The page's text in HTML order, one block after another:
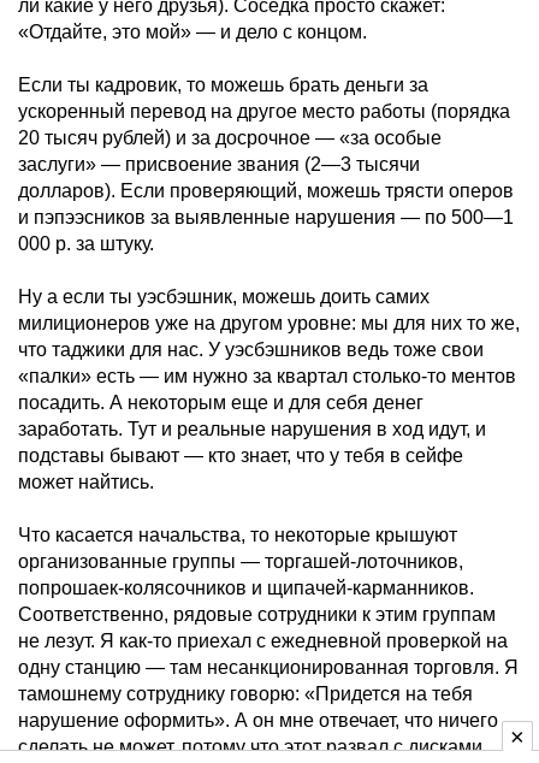
ли какие у него друзья). Соседка просто скажет:
«Отдайте, это мой» — и дело с концом.
Если ты кадровик, то можешь брать деньги за
ускоренный перевод на другое место работы (порядка
20 тысяч рублей) и за досрочное — «за особые
заслуги» — присвоение звания (2—3 тысячи
долларов). Если проверяющий, можешь трясти оперов
и пэпээсников за выявленные нарушения — по 500—1
000 р. за штуку.
Ну а если ты уэсбэшник, можешь доить самих
милиционеров уже на другом уровне: мы для них то же,
что таджики для нас. У уэсбэшников ведь тоже свои
«палки» есть — им нужно за квартал столько-то ментов
посадить. А некоторым еще и для себя денег
заработать. Тут и реальные нарушения в ход идут, и
подставы бывают — кто знает, что у тебя в сейфе
может найтись.
Что касается начальства, то некоторые крышуют
организованные группы — торгашей-лоточников,
попрошаек-колясочников и щипачей-карманников.
Соответственно, рядовые сотрудники к этим группам
не лезут. Я как-то приехал с ежедневной проверкой на
одну станцию — там несанкционированная торговля. Я
тамошнему сотруднику говорю: «Придется на тебя
нарушение оформить». А он мне отвечает, что ничего
сделать не может, потому что этот развал с дисками